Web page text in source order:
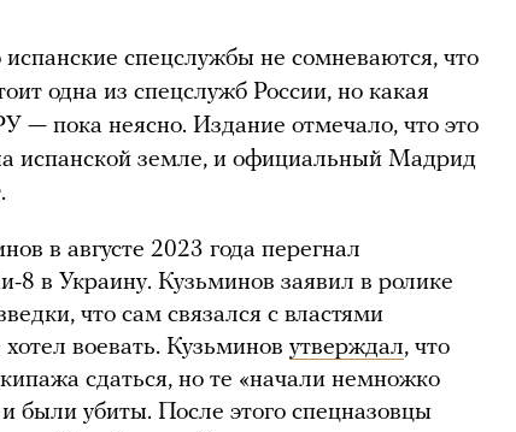
испанские спецслужбы не сомневаются, что
одна из спецслужб России, но какая
пока неясно. Издание отмечало, что это
испанской земле, и официальный Мадрид
в августе 2023 года перегнал
8 в Украину. Кузьминов заявил в ролике
что сам связался с властями
воевать. Кузьминов утверждал, что
сдаться, но те «начали немножко
и были убиты. После этого спецназовцы